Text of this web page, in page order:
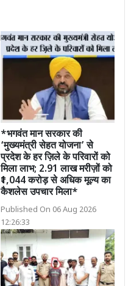
*भगवंत मान सरकार की
‘मुख्यमंत्री सेहत योजना’ से
प्रदेश के हर ज़िले के परिवारों को
मिला लाभ; 2.91 लाख मरीज़ों को
₹1,044 करोड़ से अधिक मूल्य का
कैशलेस उपचार मिला*
Published On 06 Aug 2026
12:26:33